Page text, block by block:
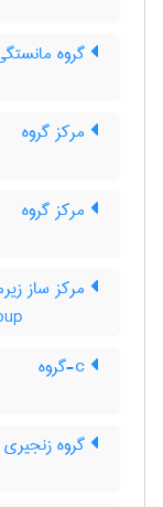
گروه
مرکز گروه
مرکز گروه
مرکز ساز
گروه زنجیری